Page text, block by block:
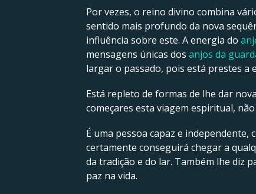
Por vezes, o reino divino combina
sentido mais profundo da nova
influência sobre este. A energia do
mensagens únicas dos anjos da
largar o passado, pois está prestes a
Está repleto de formas de lhe dar
começares esta viagem espiritual,
É uma pessoa capaz e independente,
certamente conseguirá chegar a
da tradição e do lar. Também lhe diz
paz na vida.